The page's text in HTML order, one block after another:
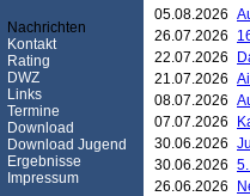
Nachrichten
Kontakt
Rating
DWZ
Links
Termine
Download
Download Jugend
Ergebnisse
Impressum
05.08.2026
26.07.2026
22.07.2026
21.07.2026
08.07.2026
07.07.2026
30.06.2026
30.06.2026
26.06.2026